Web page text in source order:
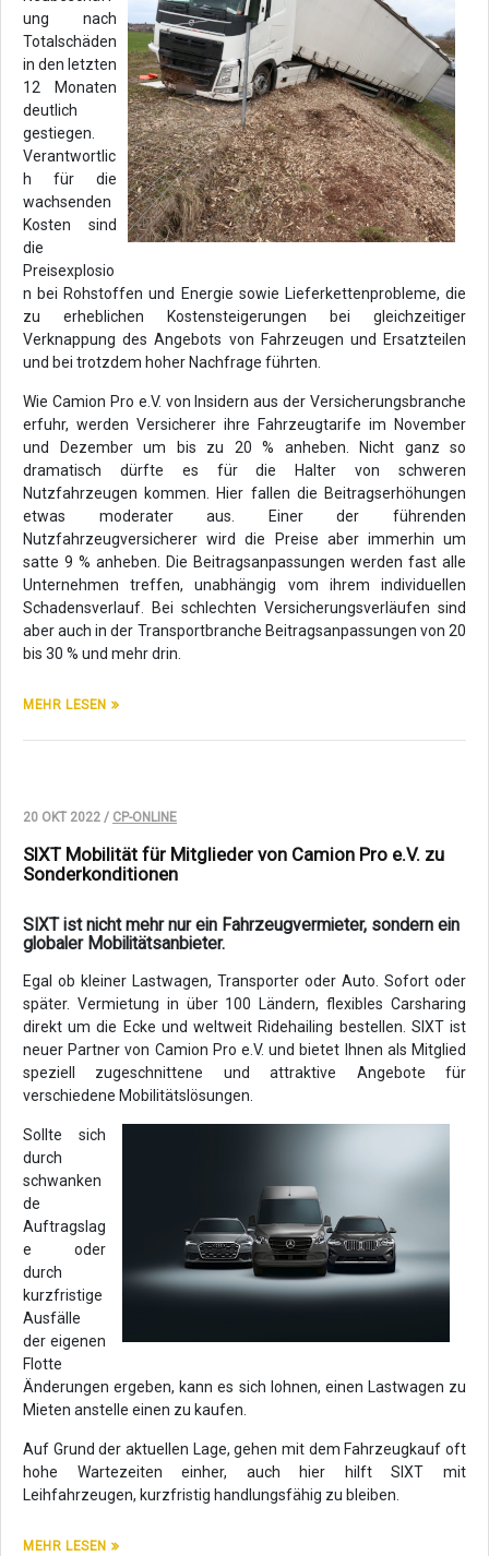
ung nach
Totalschäden
in den letzten
12 Monaten
deutlich
gestiegen.
Verantwortlic
h für die
wachsenden
Kosten sind
die
Preisexplosio
n bei Rohstoffen und Energie sowie Lieferkettenprobleme, die
zu erheblichen Kostensteigerungen bei gleichzeitiger
Verknappung des Angebots von Fahrzeugen und Ersatzteilen
und bei trotzdem hoher Nachfrage führten.
Wie Camion Pro e.V. von Insidern aus der Versicherungsbranche
erfuhr, werden Versicherer ihre Fahrzeugtarife im November
und Dezember um bis zu 20 % anheben. Nicht ganz so
dramatisch dürfte es für die Halter von schweren
Nutzfahrzeugen kommen. Hier fallen die Beitragserhöhungen
etwas moderater aus. Einer der führenden
Nutzfahrzeugversicherer wird die Preise aber immerhin um
satte 9 % anheben. Die Beitragsanpassungen werden fast alle
Unternehmen treffen, unabhängig vom ihrem individuellen
Schadensverlauf. Bei schlechten Versicherungsverläufen sind
aber auch in der Transportbranche Beitragsanpassungen von 20
bis 30 % und mehr drin.
MEHR LESEN
20 OKT 2022 / CP-ONLINE
SIXT Mobilität für Mitglieder von Camion Pro e.V. zu
Sonderkonditionen
SIXT ist nicht mehr nur ein Fahrzeugvermieter, sondern ein
globaler Mobilitätsanbieter.
Egal ob kleiner Lastwagen, Transporter oder Auto. Sofort oder
später. Vermietung in über 100 Ländern, flexibles Carsharing
direkt um die Ecke und weltweit Ridehailing bestellen. SIXT ist
neuer Partner von Camion Pro e.V. und bietet Ihnen als Mitglied
speziell zugeschnittene und attraktive Angebote für
verschiedene Mobilitätslösungen.
Sollte sich
durch
schwanken
de
Auftragslag
e oder
durch
kurzfristige
Ausfälle
der eigenen
Flotte
Änderungen ergeben, kann es sich lohnen, einen Lastwagen zu
Mieten anstelle einen zu kaufen.
Auf Grund der aktuellen Lage, gehen mit dem Fahrzeugkauf oft
hohe Wartezeiten einher, auch hier hilft SIXT mit
Leihfahrzeugen, kurzfristig handlungsfähig zu bleiben.
MEHR LESEN